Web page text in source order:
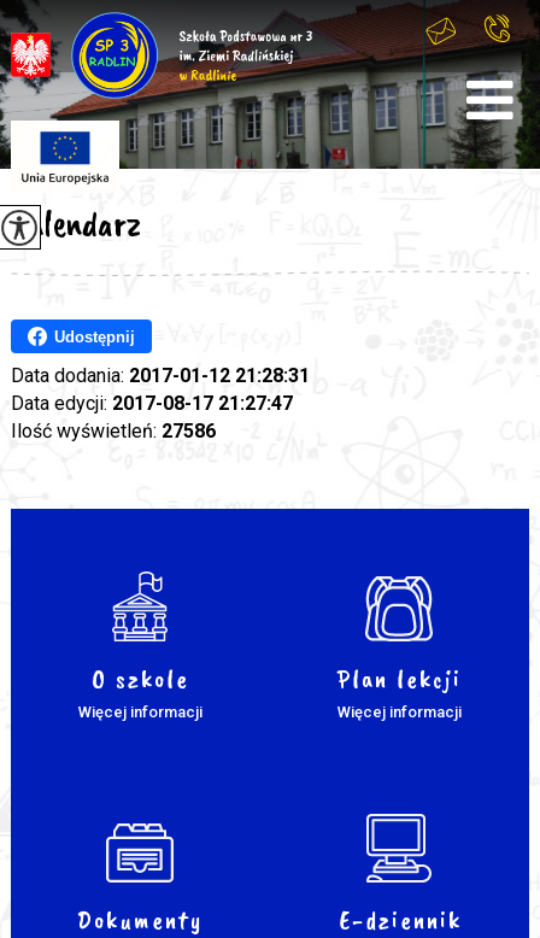
Kalendarz
Udostępnij
Data dodania: 2017-01-12 21:28:31
Data edycji: 2017-08-17 21:27:47
Ilość wyświetleń: 27586
O szkole
Więcej informacji
Plan lekcji
Więcej informacji
Dokumenty E-dziennik